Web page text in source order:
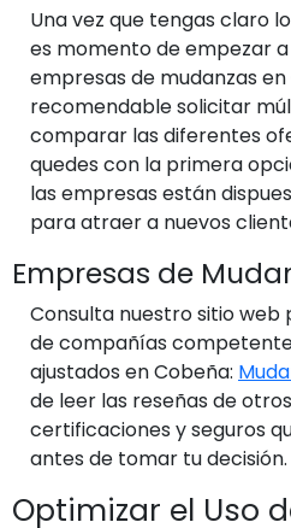
Una vez que tengas claro
es momento de empezar
empresas de mudanzas en
recomendable solicitar
comparar las diferentes
quedes con la primera
las empresas están
para atraer a nuevos
Empresas de
Consulta nuestro sitio
de compañías
ajustados en Cobeña:
de leer las reseñas de
certificaciones y seguros
antes de tomar tu decisión.
Optimizar el Uso